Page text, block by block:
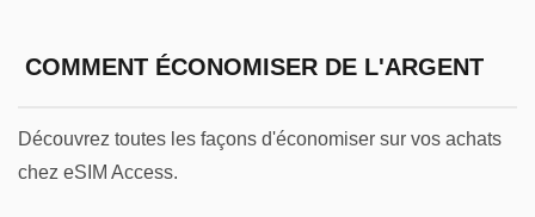
COMMENT ÉCONOMISER DE L'ARGENT
Découvrez toutes les façons d'économiser sur vos achats
chez eSIM Access.